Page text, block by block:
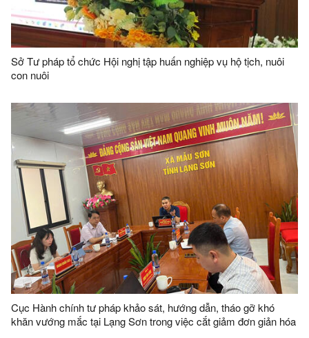
Sở Tư pháp tổ chức Hội nghị tập huấn nghiệp vụ hộ tịch, nuôi
con nuôi
Cục Hành chính tư pháp khảo sát, hướng dẫn, tháo gỡ khó
khăn vướng mắc tại Lạng Sơn trong việc cắt giảm đơn giản hóa